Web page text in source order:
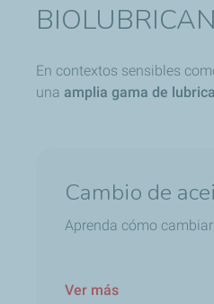
En contextos sensibles
una amplia gama de
Cambio de
Aprenda cómo
Ver más